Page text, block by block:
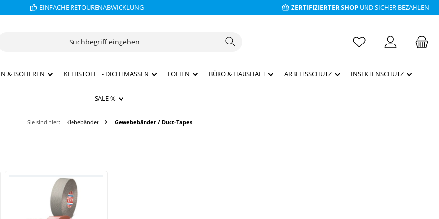
EINFACHE RETOURENABWICKLUNG ZERTIFIZIERTER SHOP UND SICHER BEZAHLEN
& ISOLIEREN KLEBSTOFFE - DICHTMASSEN FOLIEN BÜRO & HAUSHALT ARBEITSSCHUTZ INSEKTENSCHUTZ
SALE %
Sie sind hier: Klebebänder Gewebebänder / Duct-Tapes